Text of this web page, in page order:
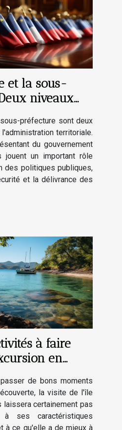
et la sous-
niveaux
préfecture sont deux
territoriale.
du gouvernement
jouent un important rôle
des politiques publiques,
et la délivrance des
à faire
en
de bons moments
la visite de l'île
certainement pas
à ses caractéristiques
à ce qu'elle a de mieux à